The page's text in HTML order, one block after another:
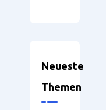
Neueste
Themen